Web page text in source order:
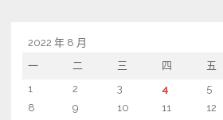
2022 年 8 月
一
二 三 四 五
1
2 3 4 5
8
9 10 11 12